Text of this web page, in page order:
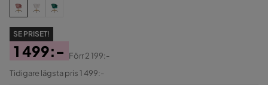
SE PRISET!
Pris
1 499:-
Original
Förr2 199:-
Tidigare lägsta pris 1 499:-